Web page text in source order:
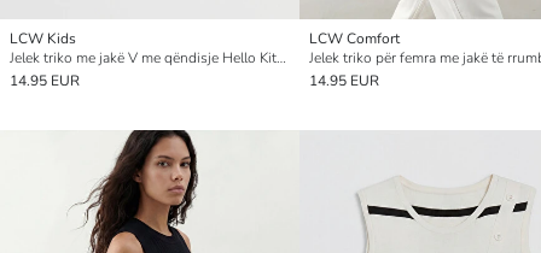
LCW Kids
Jelek triko me jakë V me qëndisje Hello Kitty për vajza
14.95 EUR
LCW Comfort
Jelek triko për femra me jakë të
14.95 EUR